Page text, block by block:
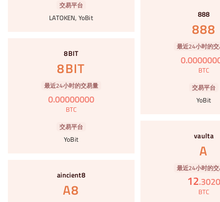
交易平台
LATOKEN, YoBit 888
888
最近24小时的
0.
BTC
交易平台
YoBit
8BIT
8BIT
最近24小时的交易量
0.00000000
BTC
交易平台
YoBit vaulta
A
最近24小时的
12.3020
BTC
aincient8
A8